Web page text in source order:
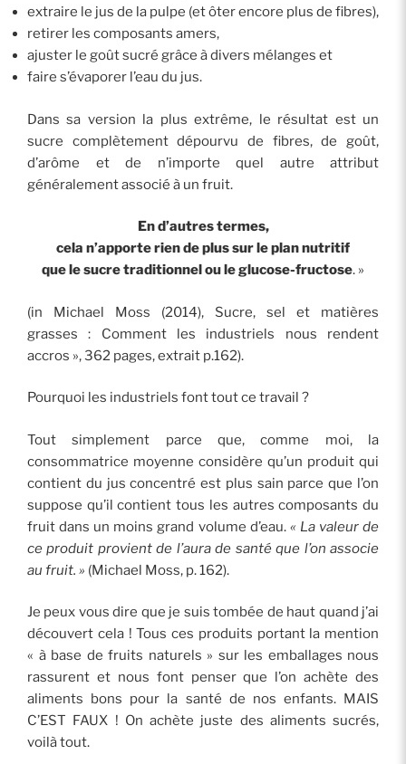
extraire le jus de la pulpe (et ôter encore plus de fibres),
retirer les composants amers,
ajuster le goût sucré grâce à divers mélanges et
faire s’évaporer l’eau du jus.
Dans sa version la plus extrême, le résultat est un
sucre complètement dépourvu de fibres, de goût,
d’arôme et de n’importe quel autre attribut
généralement associé à un fruit.
En d’autres termes,
cela n’apporte rien de plus sur le plan nutritif
que le sucre traditionnel ou le glucose-fructose. »
(in Michael Moss (2014), Sucre, sel et matières
grasses : Comment les industriels nous rendent
accros », 362 pages, extrait p.162).
Pourquoi les industriels font tout ce travail ?
Tout simplement parce que, comme moi, la
consommatrice moyenne considère qu’un produit qui
contient du jus concentré est plus sain parce que l’on
suppose qu’il contient tous les autres composants du
fruit dans un moins grand volume d’eau. « La valeur de
ce produit provient de l’aura de santé que l’on associe
au fruit. » (Michael Moss, p. 162).
Je peux vous dire que je suis tombée de haut quand j’ai
découvert cela ! Tous ces produits portant la mention
« à base de fruits naturels » sur les emballages nous
rassurent et nous font penser que l’on achète des
aliments bons pour la santé de nos enfants. MAIS
C’EST FAUX ! On achète juste des aliments sucrés,
voilà tout.